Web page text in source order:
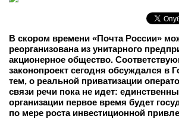
Lifestyle
Мероприятия
Новости
В скором времени «Почта России»
реорганизована из унитарного
акционерное общество.
законопроект сегодня обсуждался в
тем, о реальной приватизации
связи речи пока не идет:
организации первое время будет
по мере роста инвестиционной